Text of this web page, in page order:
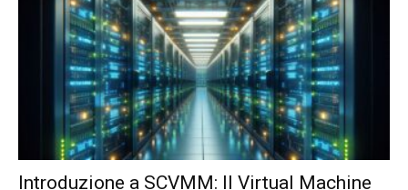
Introduzione a SCVMM: Il Virtual Machine